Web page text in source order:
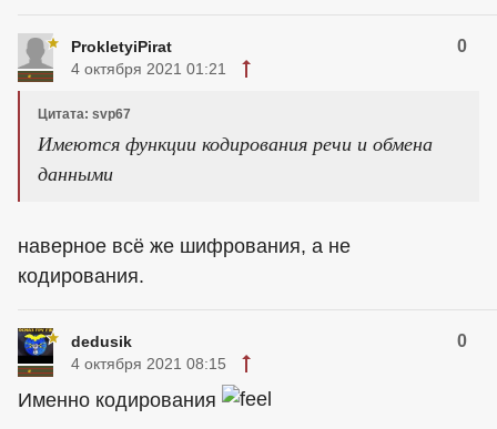
ProkletyiPirat 0
4 октября 2021 01:21
Цитата: svp67
Имеются функции кодирования речи и обмена
данными
наверное всё же шифрования, а не
кодирования.
dedusik 0
4 октября 2021 08:15
Именно кодирования